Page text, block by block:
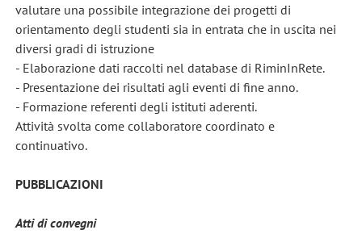
valutare una possibile integrazione dei progetti di
orientamento degli studenti sia in entrata che in uscita nei
diversi gradi di istruzione
- Elaborazione dati raccolti nel database di RiminInRete.
- Presentazione dei risultati agli eventi di fine anno.
- Formazione referenti degli istituti aderenti.
Attività svolta come collaboratore coordinato e
continuativo.
PUBBLICAZIONI
Atti di convegni